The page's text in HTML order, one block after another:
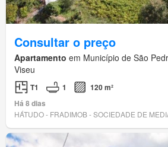
Consultar o preço
Apartamento em Município de São
Viseu
T1 1
120 m²
Há 8 dias